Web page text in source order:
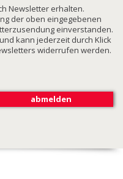
Newsletter erhalten.
der oben eingegebenen
einverstanden.
kann jederzeit durch Klick
widerrufen werden.